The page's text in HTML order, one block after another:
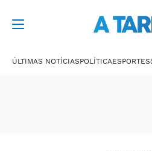
ÚLTIMAS NOTÍCIASPOLÍTICAESPORTES